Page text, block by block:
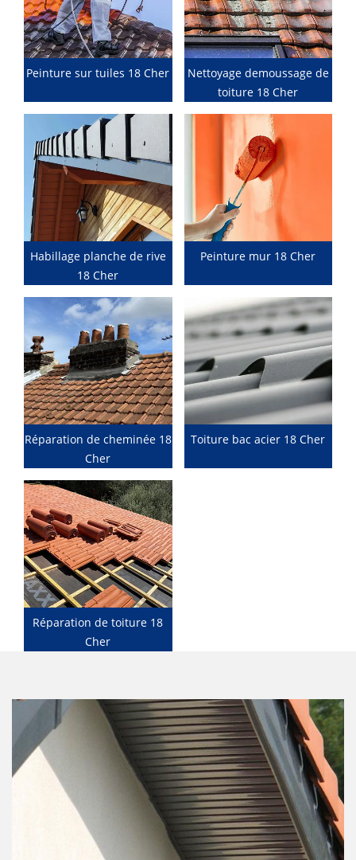
Peinture sur tuiles 18 Cher
Nettoyage demoussage de
toiture 18 Cher
Habillage planche de rive
18 Cher
Peinture mur 18 Cher
Réparation de cheminée 18
Cher
Toiture bac acier 18 Cher
Réparation de toiture 18
Cher